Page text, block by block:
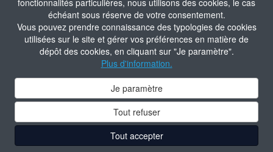
fonctionnalités particulières, nous utilisons des cookies, le cas
échéant sous réserve de votre consentement.
Vous pouvez prendre connaissance des typologies de cookies
utilisées sur le site et gérer vos préférences en matière de
dépôt des cookies, en cliquant sur "Je paramètre".
Plus d'information.
Je paramètre
Tout refuser
Tout accepter